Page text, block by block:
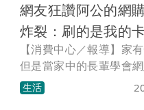
網友狂讚阿公的網
炸裂：刷的是我的
【消費中心／報導】家
但是當家中的長輩學會
靈刷手」，究竟該開心
網友日前教82歲的阿公
生活